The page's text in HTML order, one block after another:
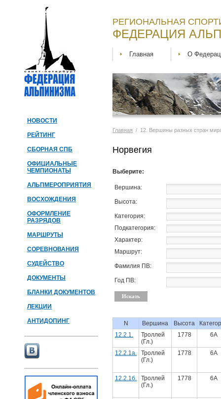
НОВОСТИ
РЕЙТИНГ
СБОРНАЯ СПБ
ОФИЦИАЛЬНЫЕ
ЧЕМПИОНАТЫ
АЛЬПМЕРОПРИЯТИЯ
ВОСХОЖДЕНИЯ
ОФОРМЛЕНИЕ
РАЗРЯДОВ
МАРШРУТЫ
СОРЕВНОВАНИЯ
СУДЕЙСТВО
ДОКУМЕНТЫ
БЛАНКИ ДОКУМЕНТОВ
ЛЕКЦИИ
АНТИДОПИНГ
РЕГИОНАЛЬНАЯ
ФЕДЕРАЦИЯ
Главная О
Главная / 12. Вершины разных стран
Норвегия
Выберите:
Вершина:
Высота:
Категория:
Подкатегория:
Характер:
Маршрут:
Фамилия ПВ:
Год ПВ:
N Вершина Высота
12.2.1.
Троллей
(Гл.)
1778 6А
12.2.1а.
Троллей
(Гл.)
1778 6А
12.2.1б.
Троллей
(Гл.)
1778 6А